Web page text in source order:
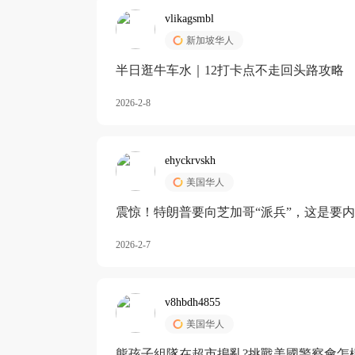
vlikagsmbl
新加坡华人
半日逛牛车水｜12打卡点不走回头路攻略
2026-2-8
ehyckrvskh
美国华人
震惊！特朗普要向芝加哥“派兵”，这是要
2026-2-7
v8hbdh4855
美国华人